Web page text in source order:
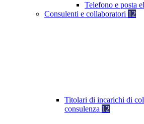
Telefono e posta
Consulenti e collaboratori 12
Titolari di incarichi di
consulenza 12